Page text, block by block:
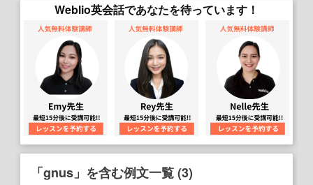
Weblio英会話であなたを待っています！
「gnus」を含む例文一覧 (3)